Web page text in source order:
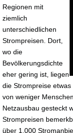
Regionen mit
ziemlich
unterschiedlichen
Strompreisen. Dort,
wo die
Bevölkerungsdichte
eher gering ist, liegen
die Strompreise
von weniger
Netzausbau gesteckt
Strompreisen
über 1.000